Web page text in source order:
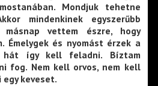
Mondjuk tehetne
mindenkinek egyszerűbb
másnap vettem észre, hogy
Émelygek és nyomást érzek a
hát így kell feladni. Bíztam
fog. Nem kell orvos, nem kell
egy keveset.